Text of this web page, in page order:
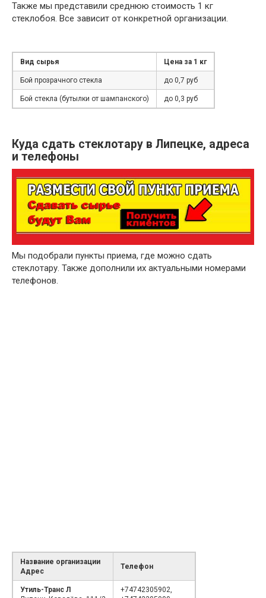
Также мы представили среднюю стоимость 1 кг
стеклобоя. Все зависит от конкретной организации.
Вид сырья Цена за 1 кг
Бой прозрачного стекла до 0,7 руб
Бой стекла (бутылки от шампанского) до 0,3 руб
Куда сдать стеклотару в Липецке, адреса
и телефоны
Мы подобрали пункты приема, где можно сдать
стеклотару. Также дополнили их актуальными номерами
телефонов.
Название организации
Адрес
Телефон
Утиль-Транс Л
+74742305902,